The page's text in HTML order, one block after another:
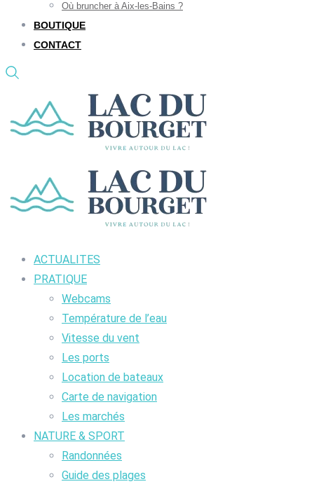
Où bruncher à Aix-les-Bains ?
BOUTIQUE
CONTACT
ACTUALITES
PRATIQUE
Webcams
Température de l’eau
Vitesse du vent
Les ports
Location de bateaux
Carte de navigation
Les marchés
NATURE & SPORT
Randonnées
Guide des plages